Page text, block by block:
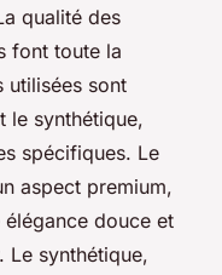
qualité des
font toute la
utilisées sont
le synthétique,
spécifiques. Le
aspect premium,
douce et
Le synthétique,